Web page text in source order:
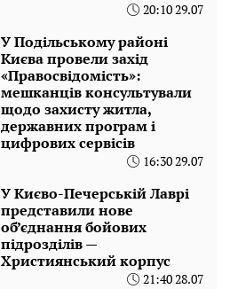
20:10 29.07
У Подільському районі
Києва провели захід
«Правосвідомість»:
мешканців консультували
щодо захисту житла,
державних програм і
цифрових сервісів
16:30 29.07
У Києво-Печерській Лаврі
представили нове
об’єднання бойових
підрозділів —
Християнський корпус
21:40 28.07